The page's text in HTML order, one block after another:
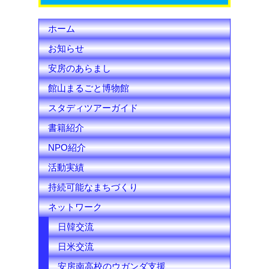
h
a
n
n
e
l
ホーム
お知らせ
安房のあらまし
館山まるごと博物館
スタディツアーガイド
書籍紹介
NPO紹介
活動実績
持続可能なまちづくり
ネットワーク
日韓交流
日米交流
安房南高校のウガンダ支援